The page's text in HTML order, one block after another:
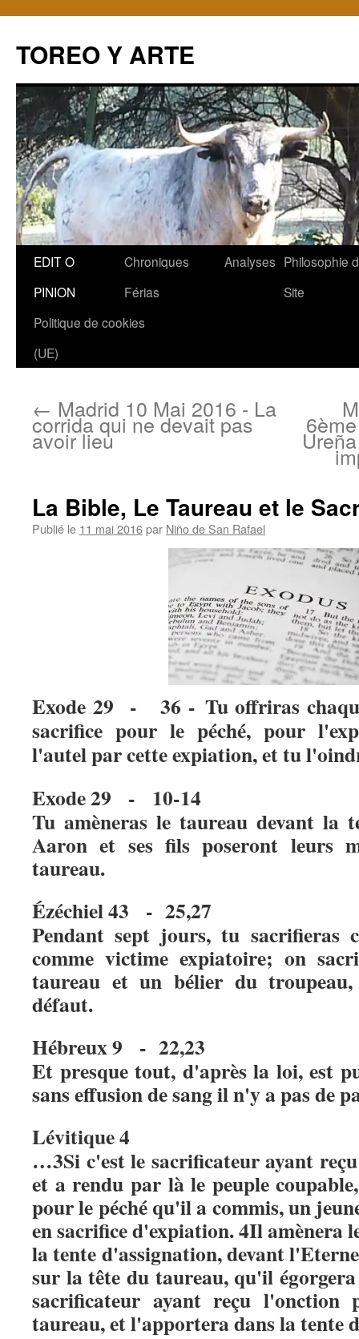
TOREO Y ARTE
Aller
contenu
EDIT O
PINION
Chroniques
Férias
Analyses Philosophie
Site
Politique de cookies
(UE)
← Madrid 10 Mai 2016 - La
corrida qui ne devait pas
avoir lieu
La Bible, Le Taureau et le
Publié le 11 mai 2016par Niño de San Rafael
Exode 29 - 36 - Tu offriras
sacrifice pour le péché, pour
l'autel par cette expiation, et tu
Exode 29 - 10-14
Tu amèneras le taureau devant la
Aaron et ses fils poseront leurs
taureau.
Ézéchiel 43 - 25,27
Pendant sept jours, tu sacrifieras
comme victime expiatoire; on
taureau et un bélier du
défaut.
Hébreux 9 - 22,23
Et presque tout, d'après la loi, est
sans effusion de sang il n'y a pas de
Lévitique 4
…3Si c'est le sacrificateur ayant
et a rendu par là le peuple
pour le péché qu'il a commis, un
en sacrifice d'expiation.4Il amènera
la tente d'assignation, devant
sur la tête du taureau, qu'il
sacrificateur ayant reçu l'onction
taureau, et l'apportera dans la tente